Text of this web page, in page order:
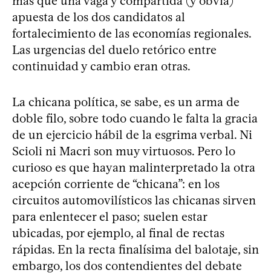
apuesta de los dos candidatos al
fortalecimiento de las economías regionales.
Las urgencias del duelo retórico entre
continuidad y cambio eran otras.
La chicana política, se sabe, es un arma de
doble filo, sobre todo cuando le falta la gracia
de un ejercicio hábil de la esgrima verbal. Ni
Scioli ni Macri son muy virtuosos. Pero lo
curioso es que hayan malinterpretado la otra
acepción corriente de “chicana”: en los
circuitos automovilísticos las chicanas sirven
para enlentecer el paso; suelen estar
ubicadas, por ejemplo, al final de rectas
rápidas. En la recta finalísima del balotaje, sin
embargo, los dos contendientes del debate